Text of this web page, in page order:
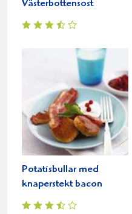
Västerbottensost
Potatisbullar med
knaperstekt bacon